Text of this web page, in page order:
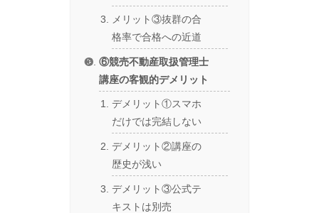
メリット③抜群の合
格率で合格への近道
⑥競売不動産取扱管理士
講座の客観的デメリット
デメリット①スマホ
だけでは完結しない
デメリット②講座の
歴史が浅い
デメリット③公式テ
キストは別売